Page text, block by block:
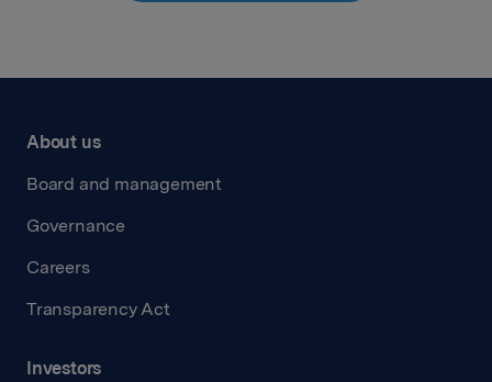
About us
Board and management
Governance
Careers
Transparency Act
Investors